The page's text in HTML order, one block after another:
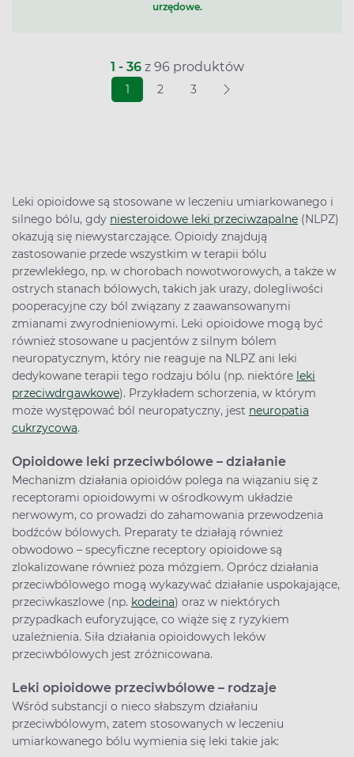
urzędowe.
1 - 36z 96 produktów
1 2 3
Leki opioidowe są stosowane w leczeniu umiarkowanego i
silnego bólu, gdy niesteroidowe leki przeciwzapalne (NLPZ)
okazują się niewystarczające. Opioidy znajdują
zastosowanie przede wszystkim w terapii bólu
przewlekłego, np. w chorobach nowotworowych, a także w
ostrych stanach bólowych, takich jak urazy, dolegliwości
pooperacyjne czy ból związany z zaawansowanymi
zmianami zwyrodnieniowymi. Leki opioidowe mogą być
również stosowane u pacjentów z silnym bólem
neuropatycznym, który nie reaguje na NLPZ ani leki
dedykowane terapii tego rodzaju bólu (np. niektóre leki
przeciwdrgawkowe). Przykładem schorzenia, w którym
może występować ból neuropatyczny, jest neuropatia
cukrzycowa.
Opioidowe leki przeciwbólowe – działanie
Mechanizm działania opioidów polega na wiązaniu się z
receptorami opioidowymi w ośrodkowym układzie
nerwowym, co prowadzi do zahamowania przewodzenia
bodźców bólowych. Preparaty te działają również
obwodowo – specyficzne receptory opioidowe są
zlokalizowane również poza mózgiem. Oprócz działania
przeciwbólowego mogą wykazywać działanie uspokajające,
przeciwkaszlowe (np. kodeina) oraz w niektórych
przypadkach euforyzujące, co wiąże się z ryzykiem
uzależnienia. Siła działania opioidowych leków
przeciwbólowych jest zróżnicowana.
Leki opioidowe przeciwbólowe – rodzaje
Wśród substancji o nieco słabszym działaniu
przeciwbólowym, zatem stosowanych w leczeniu
umiarkowanego bólu wymienia się leki takie jak: